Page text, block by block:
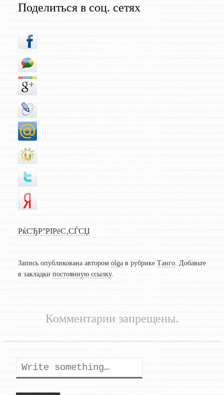
Поделиться в соц. сетях
РќСЂР°РІРёС‚СЃСЏ
Запись опубликована автором olgaв рубрике Танго. Добавьте
в закладки постоянную ссылку.
Комментарии запрещены.
Поиск